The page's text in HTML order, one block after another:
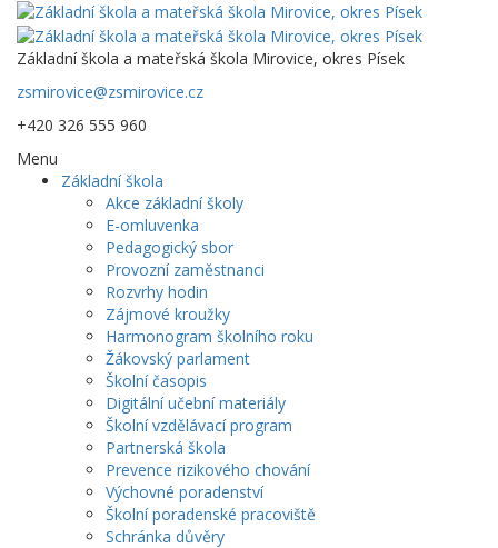
Základní škola a mateřská škola Mirovice, okres Písek
zsmirovice@zsmirovice.cz
+420 326 555 960
Menu
Základní škola
Akce základní školy
E-omluvenka
Pedagogický sbor
Provozní zaměstnanci
Rozvrhy hodin
Zájmové kroužky
Harmonogram školního roku
Žákovský parlament
Školní časopis
Digitální učební materiály
Školní vzdělávací program
Partnerská škola
Prevence rizikového chování
Výchovné poradenství
Školní poradenské pracoviště
Schránka důvěry